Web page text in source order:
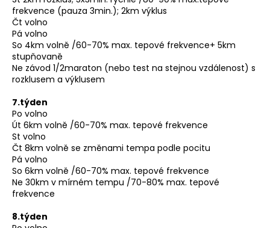
frekvence (pauza 3min.); 2km výklus
Čt volno
Pá volno
So 4km volně /60-70% max. tepové frekvence+ 5km
stupňovaně
Ne závod 1/2maraton (nebo test na stejnou vzdálenost) s
rozklusem a výklusem
7.týden
Po volno
Út 6km volně /60-70% max. tepové frekvence
St volno
Čt 8km volně se změnami tempa podle pocitu
Pá volno
So 6km volně /60-70% max. tepové frekvence
Ne 30km v mírném tempu /70-80% max. tepové
frekvence
8.týden